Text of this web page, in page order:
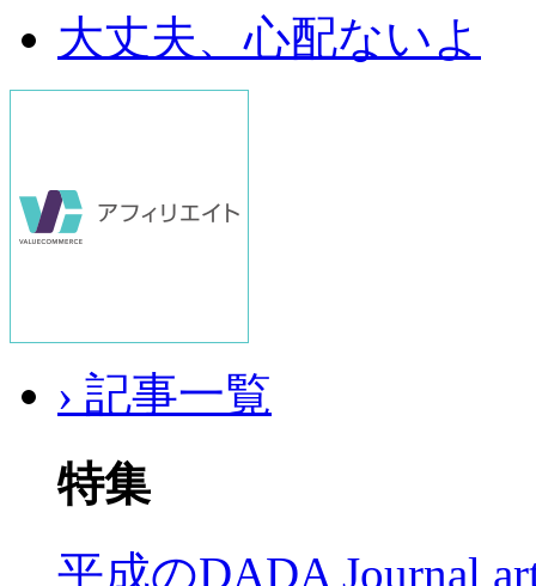
大丈夫、心配ないよ
› 記事一覧
特集
平成のDADA Journal